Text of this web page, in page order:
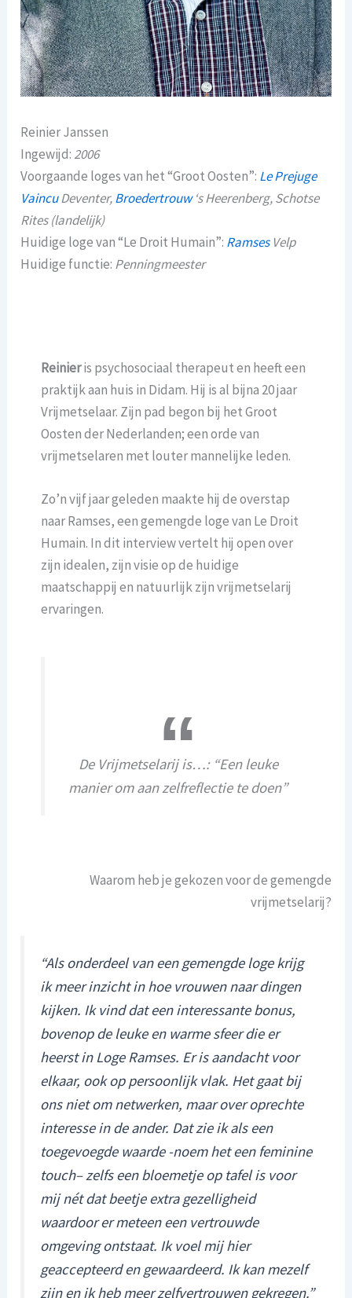
Reinier Janssen
Ingewijd: 2006
Voorgaande loges van het “Groot Oosten”: Le Prejuge
VaincuDeventer,Broedertrouw‘s Heerenberg, Schotse
Rites (landelijk)
Huidige loge van “Le Droit Humain”: RamsesVelp
Huidige functie: Penningmeester
Reinieris psychosociaal therapeut en heeft een
praktijk aan huis in Didam. Hij is al bijna 20 jaar
Vrijmetselaar. Zijn pad begon bij het Groot
Oosten der Nederlanden; een orde van
vrijmetselaren met louter mannelijke leden.
Zo’n vijf jaar geleden maakte hij de overstap
naar Ramses, een gemengde loge van Le Droit
Humain. In dit interview vertelt hij open over
zijn idealen, zijn visie op de huidige
maatschappij en natuurlijk zijn vrijmetselarij
ervaringen.
De Vrijmetselarij is…: “Een leuke
manier om aan zelfreflectie te doen”
Waarom heb je gekozen voor de gemengde
vrijmetselarij?
“Als onderdeel van een gemengde loge krijg
ik meer inzicht in hoe vrouwen naar dingen
kijken. Ik vind dat een interessante bonus,
bovenop de leuke en warme sfeer die er
heerst in Loge Ramses. Er is aandacht voor
elkaar, ook op persoonlijk vlak. Het gaat bij
ons niet om netwerken, maar over oprechte
interesse in de ander. Dat zie ik als een
toegevoegde waarde -noem het een feminine
touch– zelfs een bloemetje op tafel is voor
mij nét dat beetje extra gezelligheid
waardoor er meteen een vertrouwde
omgeving ontstaat. Ik voel mij hier
geaccepteerd en gewaardeerd. Ik kan mezelf
zijn en ik heb meer zelfvertrouwen gekregen.”